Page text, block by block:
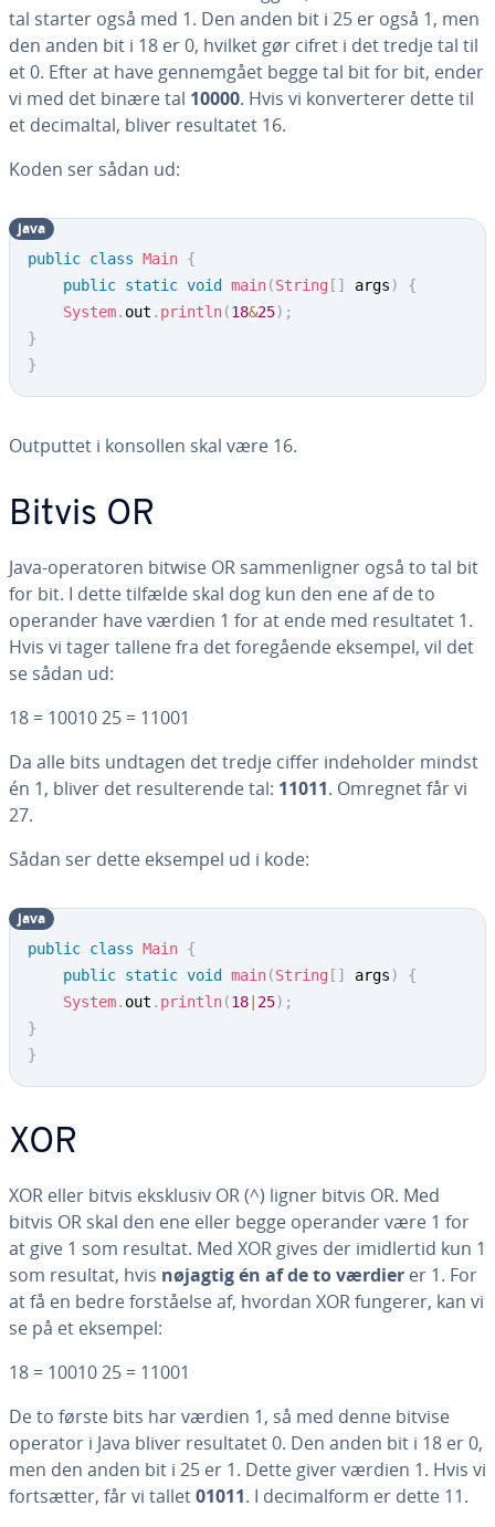
tal starter også med 1. Den anden bit i 25 er også 1, men
den anden bit i 18 er 0, hvilket gør cifret i det tredje tal til
et 0. Efter at have gen­nem­gå­et begge tal bit for bit, ender
vi med det binære tal 10000. Hvis vi kon­ver­te­rer dette til
et de­ci­mal­tal, bliver re­sul­ta­tet 16.
Koden ser sådan ud:
public class Main {
public static void main(String [ ] args)
{
System. out . println(18&25) ;
}
}
java
Outputtet i konsollen skal være 16.
Bitvis OR
Java-ope­ra­to­ren bitwise OR sam­men­lig­ner også to tal bit
for bit. I dette tilfælde skal dog kun den ene af de to
operander have værdien 1 for at ende med re­sul­ta­tet 1.
Hvis vi tager tallene fra det fo­re­gå­en­de eksempel, vil det
se sådan ud:
18 = 10010 25 = 11001
Da alle bits undtagen det tredje ciffer in­de­hol­der mindst
én 1, bliver det re­sul­te­ren­de tal: 11011. Omregnet får vi
27.
Sådan ser dette eksempel ud i kode:
public class Main {
public static void main(String [ ] args)
{
System. out . println(18 25) ;
}
}
java
XOR
XOR eller bitvis eksklusiv OR (^) ligner bitvis OR. Med
bitvis OR skal den ene eller begge operander være 1 for
at give 1 som resultat. Med XOR gives der imid­ler­tid kun 1
som resultat, hvis nøjagtig én af de to værdier er 1. For
at få en bedre for­stå­el­se af, hvordan XOR fungerer, kan vi
se på et eksempel:
18 = 10010 25 = 11001
De to første bits har værdien 1, så med denne bitvise
operator i Java bliver re­sul­ta­tet 0. Den anden bit i 18 er 0,
men den anden bit i 25 er 1. Dette giver værdien 1. Hvis vi
fort­sæt­ter, får vi tallet01011. I de­ci­mal­form er dette 11.